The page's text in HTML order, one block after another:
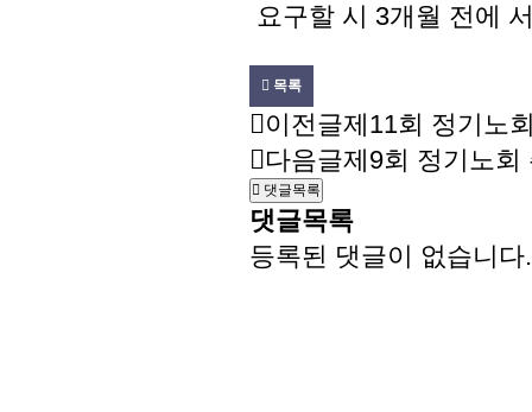
요구할 시 3개월 전에
목록
이전글제11회 정기노
다음글제9회 정기노회
댓글목록
댓글목록
등록된 댓글이 없습니다.